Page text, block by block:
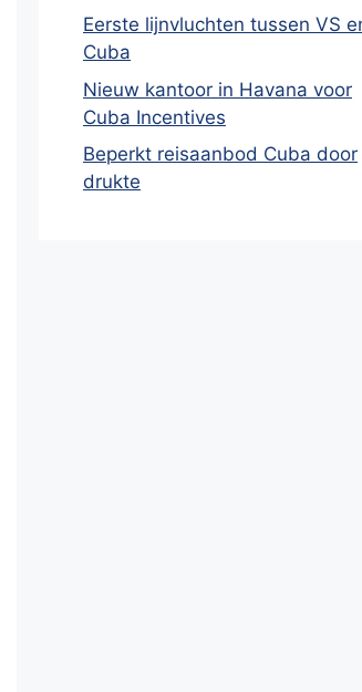
Eerste lijnvluchten tussen VS
Cuba
Nieuw kantoor in Havana voor
Cuba Incentives
Beperkt reisaanbod Cuba door
drukte